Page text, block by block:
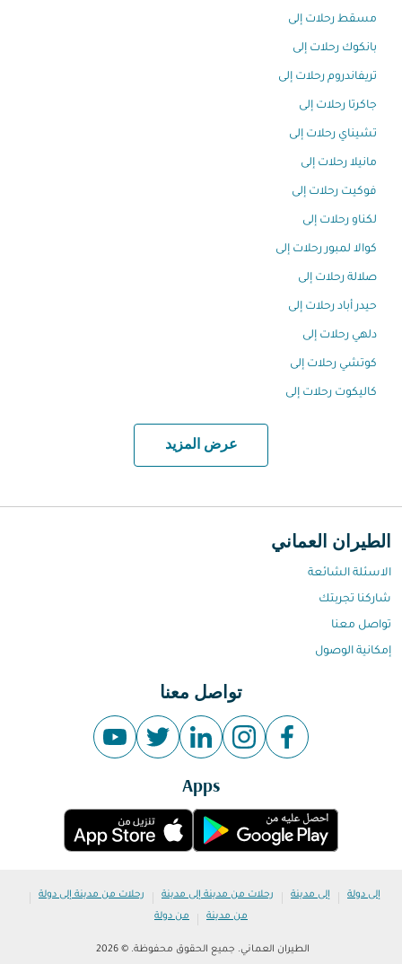
مسقط رحلات إلى
بانكوك رحلات إلى
تريفاندروم رحلات إلى
جاكرتا رحلات إلى
تشيناي رحلات إلى
مانيلا رحلات إلى
فوكيت رحلات إلى
لكناو رحلات إلى
كوالا لمبور رحلات إلى
صلالة رحلات إلى
حيدر أباد رحلات إلى
دلهي رحلات إلى
كوتشي رحلات إلى
كاليكوت رحلات إلى
عرض المزيد
الطيران العماني
الاسئلة الشائعة
شاركنا تجربتك
تواصل معنا
إمكانية الوصول
تواصل معنا
Apps
إلى دولة | إلى مدينة | رحلات من مدينة إلى مدينة | رحلات من مدينة إلى دولة |
من مدينة | من دولة
الطيران العماني. جميع الحقوق محفوظة. © 2026